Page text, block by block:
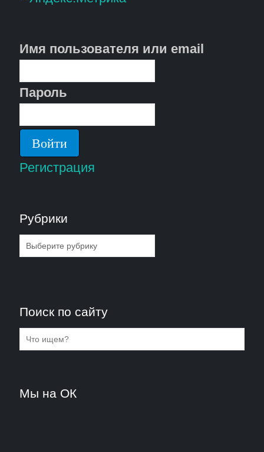
Имя пользователя или email
Пароль
Регистрация
Рубрики
Рубрики
Поиск по сайту
Мы на ОК